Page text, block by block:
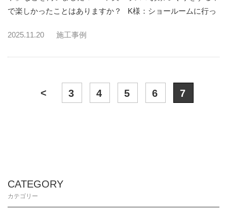
CATEGORY
カテゴリー
で楽しかったことはありますか？ K様：ショールームに行っ
2025.11.20 施工事例
< 3 4 5 6 7